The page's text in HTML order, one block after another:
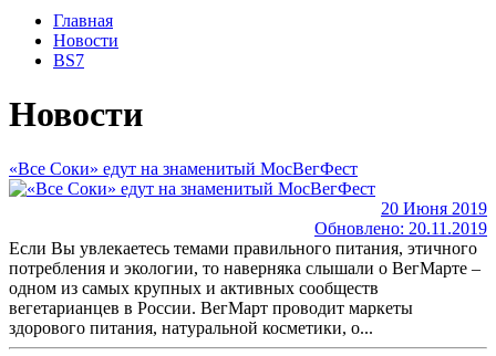
Главная
Новости
BS7
Новости
«Все Соки» едут на знаменитый МосВегФест
20 Июня 2019
Обновлено: 20.11.2019
Если Вы увлекаетесь темами правильного питания, этичного
потребления и экологии, то наверняка слышали о ВегМарте –
одном из самых крупных и активных сообществ
вегетарианцев в России. ВегМарт проводит маркеты
здорового питания, натуральной косметики, о...